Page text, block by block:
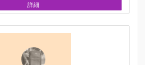
詳細